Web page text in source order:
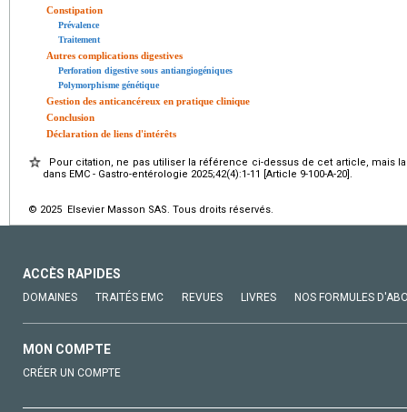
Constipation
Prévalence
Traitement
Autres complications digestives
Perforation digestive sous antiangiogéniques
Polymorphisme génétique
Gestion des anticancéreux en pratique clinique
Conclusion
Déclaration de liens d'intérêts
Pour citation, ne pas utiliser la référence ci-dessus de cet article, mais
dans EMC - Gastro-entérologie 2025;42(4):1-11 [Article 9-100-A-20].
© 2025 Elsevier Masson SAS. Tous droits réservés.
ACCÈS RAPIDES
DOMAINES TRAITÉS EMC REVUES LIVRES NOS FORMULES
MON COMPTE
CRÉER UN COMPTE